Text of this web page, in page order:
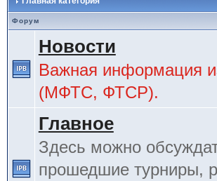
Форум
Новости
Важная информация
(МФТС, ФТСР).
Главное
Здесь можно
прошедшие турниры,